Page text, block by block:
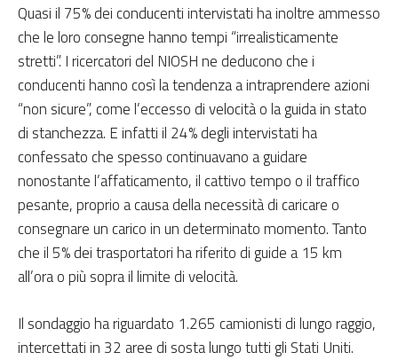
Quasi il 75% dei conducenti intervistati ha inoltre ammesso
che le loro consegne hanno tempi “irrealisticamente
stretti”. I ricercatori del NIOSH ne deducono che i
conducenti hanno così la tendenza a intraprendere azioni
“non sicure”, come l’eccesso di velocità o la guida in stato
di stanchezza. E infatti il 24% degli intervistati ha
confessato che spesso continuavano a guidare
nonostante l’affaticamento, il cattivo tempo o il traffico
pesante, proprio a causa della necessità di caricare o
consegnare un carico in un determinato momento. Tanto
che il 5% dei trasportatori ha riferito di guide a 15 km
all’ora o più sopra il limite di velocità.
Il sondaggio ha riguardato 1.265 camionisti di lungo raggio,
intercettati in 32 aree di sosta lungo tutti gli Stati Uniti.